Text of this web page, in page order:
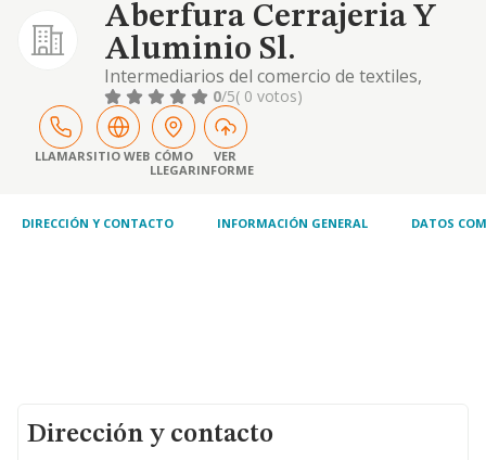
Aberfura Cerrajeria Y
Aluminio Sl.
Intermediarios del comercio de textiles,
prendas de vestir, peletería, calzado y
artículos de cuero. comercio al por mayor de
madera, materiales de construcción y
aparatos sanitarios. agentes de la propiedad
inmobiliaria. comercio al por mayor de
programs informáti
0/5( 0 votos)
LLAMARSITIO WEB CÓMO
LLEGAR
VER
INFORME
DIRECCIÓN Y CONTACTO INFORMACIÓN GENERAL DATOS
Dirección y contacto